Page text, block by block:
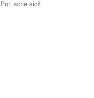
Poti scrie aici!